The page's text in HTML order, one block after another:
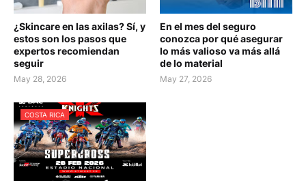
¿Skincare en las axilas? Sí, y
estos son los pasos que
expertos recomiendan
seguir
May 28, 2026
En el mes del seguro
conozca por qué asegurar
lo más valioso va más allá
de lo material
May 27, 2026
COSTA RICA